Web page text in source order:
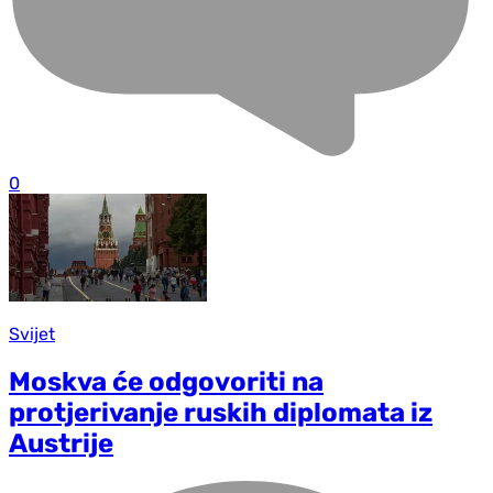
0
Svijet
Moskva će odgovoriti na
protjerivanje ruskih diplomata iz
Austrije